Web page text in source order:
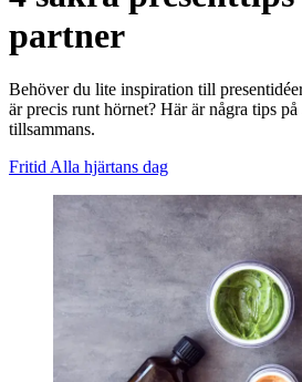
partner
Behöver du lite inspiration till
är precis runt hörnet? Här är några tips
tillsammans.
FritidAlla hjärtans dag